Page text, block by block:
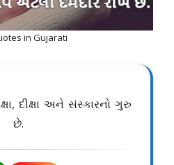
in Gujarati
દીક્ષા અને સંસ્કારનો ગુરુ
છે.